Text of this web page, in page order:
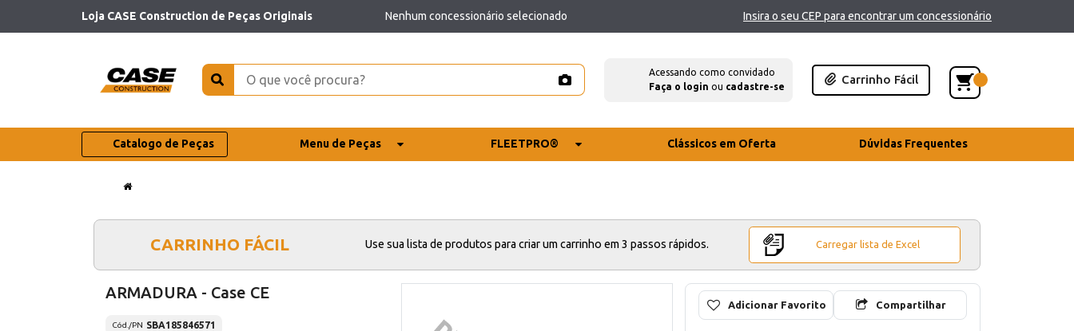
Loja CASE Construction de Peças Originais Nenhum concessionário selecionado Insira o seu CEP para encontrar um concessionário
Acessando como convidado
Faça o login ou cadastre-se
Carrinho Fácil
Catalogo de Peças Menu de Peças FLEETPRO® Clássicos em Oferta Dúvidas Frequentes
CARRINHO FÁCIL Use sua lista de produtos para criar um carrinho em 3 passos rápidos. Carregar lista de Excel
ARMADURA - Case CE
Cód./PN SBA185846571
Adicionar Favorito Compartilhar